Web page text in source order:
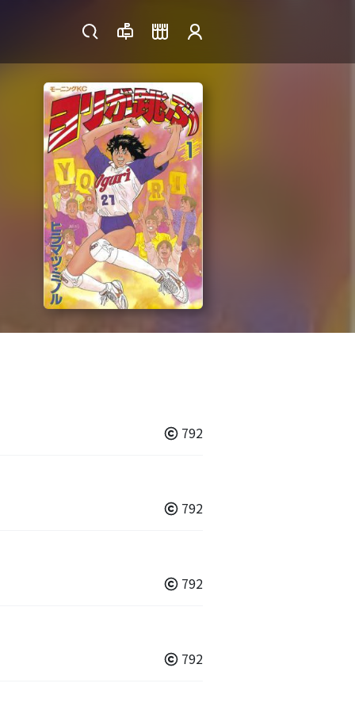
792
792
792
792